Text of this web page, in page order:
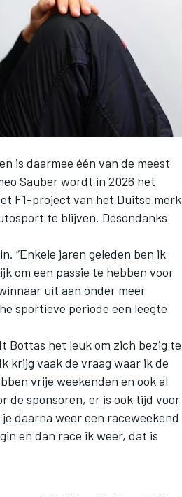
is daarmee één van de meest
Sauber wordt in 2026 het
F1-project van het Duitse merk
te blijven. Desondanks
“Enkele jaren geleden ben ik
om een passie te hebben voor
uit aan onder meer
sportieve periode een leegte
Bottas het leuk om zich bezig te
krijg vaak de vraag waar ik de
vrije weekenden en ook al
de sponsoren, er is ook tijd voor
daarna weer een raceweekend
en dan race ik weer, dat is